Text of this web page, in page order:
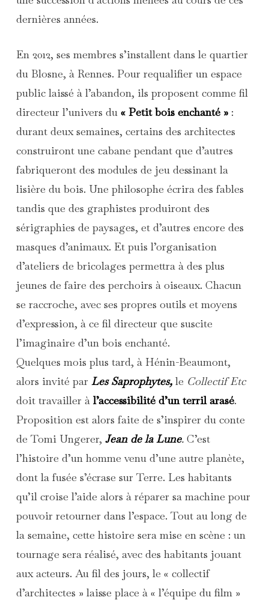
dernières années.
En 2012, ses membres s’installent dans le quartier
du Blosne, à Rennes. Pour requalifier un espace
public laissé à l’abandon, ils proposent comme fil
directeur l’univers du « Petit bois enchanté »:
durant deux semaines, certains des architectes
construiront une cabane pendant que d’autres
fabriqueront des modules de jeu dessinant la
lisière du bois. Une philosophe écrira des fables
tandis que des graphistes produiront des
sérigraphies de paysages, et d’autres encore des
masques d’animaux. Et puis l’organisation
d’ateliers de bricolages permettra à des plus
jeunes de faire des perchoirs à oiseaux. Chacun
se raccroche, avec ses propres outils et moyens
d’expression, à ce fil directeur que suscite
l’imaginaire d’un bois enchanté.
Quelques mois plus tard, à Hénin-Beaumont,
alors invité par Les Saprophytes, le Collectif Etc
doit travailler à l’accessibilité d’un terril arasé.
Proposition est alors faite de s’inspirer du conte
de Tomi Ungerer, Jean de la Lune.C’est
l’histoire d’un homme venu d’une autre planète,
dont la fusée s’écrase sur Terre. Les habitants
qu’il croise l’aide alors à réparer sa machine pour
pouvoir retourner dans l’espace. Tout au long de
la semaine, cette histoire sera mise en scène : un
tournage sera réalisé, avec des habitants jouant
aux acteurs. Au fil des jours, le « collectif
d’architectes » laisse place à « l’équipe du film »